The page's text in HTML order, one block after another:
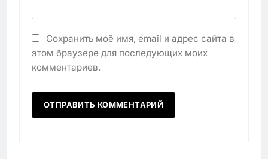
Сохранить моё имя, email и адрес сайта в
этом браузере для последующих моих
комментариев.